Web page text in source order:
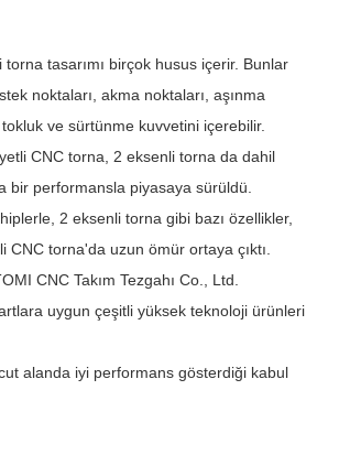
tasarımı birçok husus içerir. Bunlar
noktaları, akma noktaları, aşınma
ve sürtünme kuvvetini içerebilir.
CNC torna, 2 eksenli torna da dahil
bir performansla piyasaya sürüldü.
2 eksenli torna gibi bazı özellikler,
CNC torna'da uzun ömür ortaya çıktı.
CNC Takım Tezgahı Co., Ltd.
uygun çeşitli yüksek teknoloji ürünleri
alanda iyi performans gösterdiği kabul